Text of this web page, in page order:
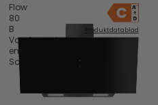
Flow
80
B
Væghængt
emhætte
Sort
Produktdatablad